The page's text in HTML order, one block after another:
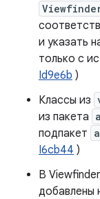
и указать
только с
Id9e6b )
Классы из
из пакета
подпакет
I6cb44 )
В
добавлены